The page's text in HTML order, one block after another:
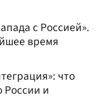
с Россией».
время
что
России и